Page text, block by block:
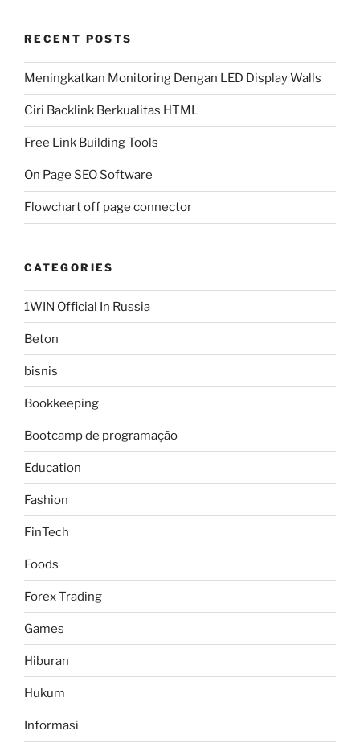
RECENT POSTS
Meningkatkan Monitoring Dengan LED Display Walls
Ciri Backlink Berkualitas HTML
Free Link Building Tools
On Page SEO Software
Flowchart off page connector
CATEGORIES
1WIN Official In Russia
Beton
bisnis
Bookkeeping
Bootcamp de programação
Education
Fashion
FinTech
Foods
Forex Trading
Games
Hiburan
Hukum
Informasi